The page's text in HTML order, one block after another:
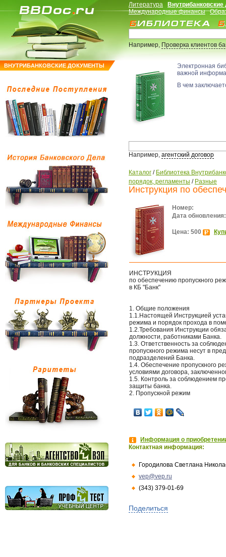
ВНУТРИБАНКОВСКИЕ ДОКУМЕНТЫ
Литература
Международные финансы
Например,Проверка клиентов
Электронная
важной
В чем
Например, агентский договор
Каталог / Библиотека
порядок, регламенты / Разные
Инструкция по
Номер:
Дата обновления:
Цена: 500
ИНСТРУКЦИЯ
по обеспечению пропускного
в КБ "Банк"
1. Общие положения
1.1.Настоящей Инструкцией
режима и порядок прохода в
1.2.Требования Инструкции
должности, работниками Банка.
1.3. Ответственность за
пропускного режима несут в
подразделений Банка.
1.4. Обеспечение пропускного
условиями договора,
1.5. Контроль за соблюдением
защиты банка.
2. Пропускной режим
Информация о
Контактная информация:
Городилова Светлана
vep@vep.ru
(343) 379-01-69
Поделиться